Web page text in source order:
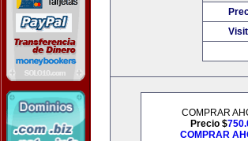
COMPRAR
Precio $
COMPRAR